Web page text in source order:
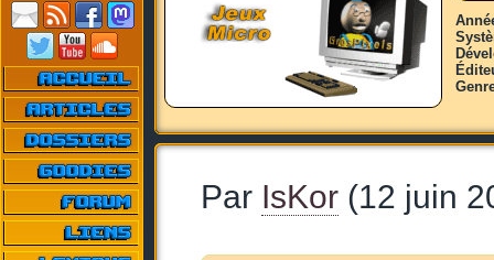
Par IsKor (12 juin